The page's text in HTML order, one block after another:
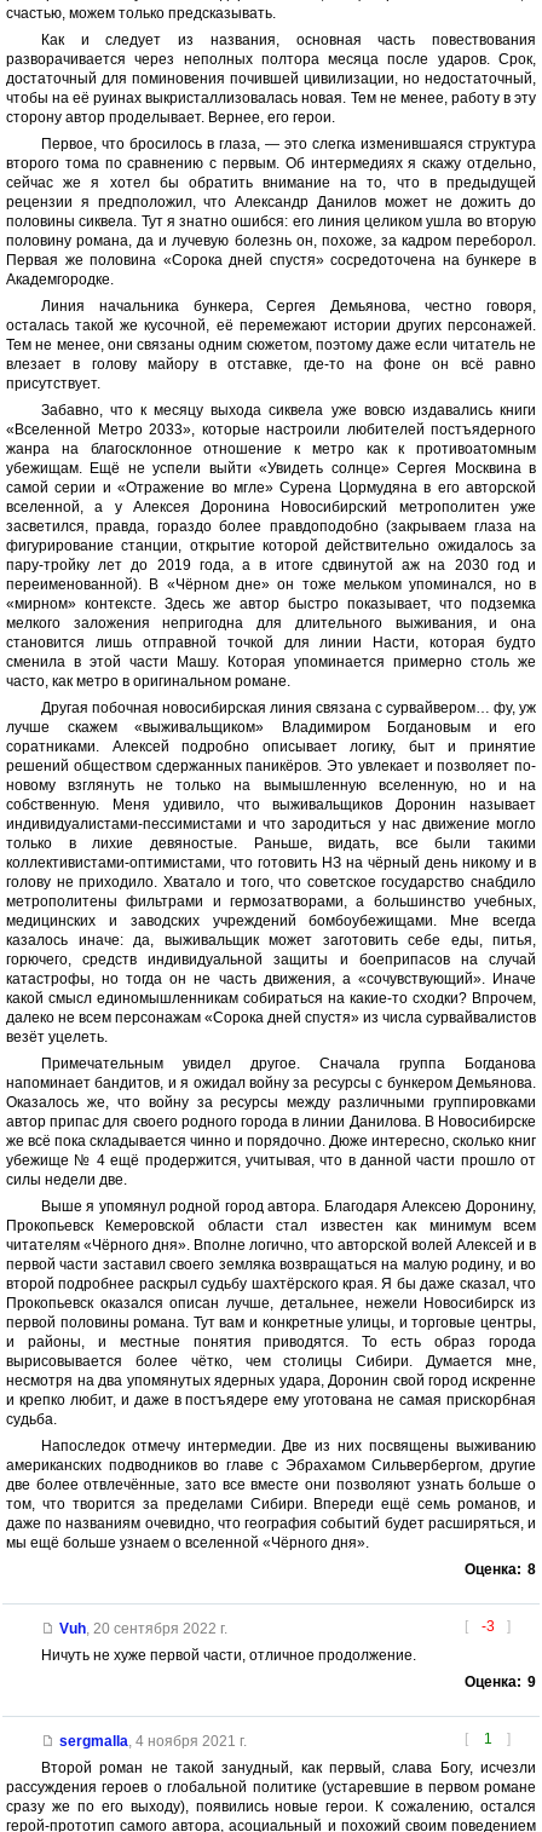
счастью, можем только предсказывать.
Как и следует из названия, основная часть повествования
разворачивается через неполных полтора месяца после ударов. Срок,
достаточный для поминовения почившей цивилизации, но недостаточный,
чтобы на её руинах выкристаллизовалась новая. Тем не менее, работу в эту
сторону автор проделывает. Вернее, его герои.
Первое, что бросилось в глаза, — это слегка изменившаяся структура
второго тома по сравнению с первым. Об интермедиях я скажу отдельно,
сейчас же я хотел бы обратить внимание на то, что в предыдущей
рецензии я предположил, что Александр Данилов может не дожить до
половины сиквела. Тут я знатно ошибся: его линия целиком ушла во вторую
половину романа, да и лучевую болезнь он, похоже, за кадром переборол.
Первая же половина «Сорока дней спустя» сосредоточена на бункере в
Академгородке.
Линия начальника бункера, Сергея Демьянова, честно говоря,
осталась такой же кусочной, её перемежают истории других персонажей.
Тем не менее, они связаны одним сюжетом, поэтому даже если читатель не
влезает в голову майору в отставке, где-то на фоне он всё равно
присутствует.
Забавно, что к месяцу выхода сиквела уже вовсю издавались книги
«Вселенной Метро 2033», которые настроили любителей постъядерного
жанра на благосклонное отношение к метро как к противоатомным
убежищам. Ещё не успели выйти «Увидеть солнце» Сергея Москвина в
самой серии и «Отражение во мгле» Сурена Цормудяна в его авторской
вселенной, а у Алексея Доронина Новосибирский метрополитен уже
засветился, правда, гораздо более правдоподобно (закрываем глаза на
фигурирование станции, открытие которой действительно ожидалось за
пару-тройку лет до 2019 года, а в итоге сдвинутой аж на 2030 год и
переименованной). В «Чёрном дне» он тоже мельком упоминался, но в
«мирном» контексте. Здесь же автор быстро показывает, что подземка
мелкого заложения непригодна для длительного выживания, и она
становится лишь отправной точкой для линии Насти, которая будто
сменила в этой части Машу. Которая упоминается примерно столь же
часто, как метро в оригинальном романе.
Другая побочная новосибирская линия связана с сурвайвером… фу, уж
лучше скажем «выживальщиком» Владимиром Богдановым и его
соратниками. Алексей подробно описывает логику, быт и принятие
решений обществом сдержанных паникёров. Это увлекает и позволяет по-
новому взглянуть не только на вымышленную вселенную, но и на
собственную. Меня удивило, что выживальщиков Доронин называет
индивидуалистами-пессимистами и что зародиться у нас движение могло
только в лихие девяностые. Раньше, видать, все были такими
коллективистами-оптимистами, что готовить НЗ на чёрный день никому и в
голову не приходило. Хватало и того, что советское государство снабдило
метрополитены фильтрами и гермозатворами, а большинство учебных,
медицинских и заводских учреждений бомбоубежищами. Мне всегда
казалось иначе: да, выживальщик может заготовить себе еды, питья,
горючего, средств индивидуальной защиты и боеприпасов на случай
катастрофы, но тогда он не часть движения, а «сочувствующий». Иначе
какой смысл единомышленникам собираться на какие-то сходки? Впрочем,
далеко не всем персонажам «Сорока дней спустя» из числа сурвайвалистов
везёт уцелеть.
Примечательным увидел другое. Сначала группа Богданова
напоминает бандитов, и я ожидал войну за ресурсы с бункером Демьянова.
Оказалось же, что войну за ресурсы между различными группировками
автор припас для своего родного города в линии Данилова. В Новосибирске
же всё пока складывается чинно и порядочно. Дюже интересно, сколько книг
убежище № 4 ещё продержится, учитывая, что в данной части прошло от
силы недели две.
Выше я упомянул родной город автора. Благодаря Алексею Доронину,
Прокопьевск Кемеровской области стал известен как минимум всем
читателям «Чёрного дня». Вполне логично, что авторской волей Алексей и в
первой части заставил своего земляка возвращаться на малую родину, и во
второй подробнее раскрыл судьбу шахтёрского края. Я бы даже сказал, что
Прокопьевск оказался описан лучше, детальнее, нежели Новосибирск из
первой половины романа. Тут вам и конкретные улицы, и торговые центры,
и районы, и местные понятия приводятся. То есть образ города
вырисовывается более чётко, чем столицы Сибири. Думается мне,
несмотря на два упомянутых ядерных удара, Доронин свой город искренне
и крепко любит, и даже в постъядере ему уготована не самая прискорбная
судьба.
Напоследок отмечу интермедии. Две из них посвящены выживанию
американских подводников во главе с Эбрахамом Сильвербергом, другие
две более отвлечённые, зато все вместе они позволяют узнать больше о
том, что творится за пределами Сибири. Впереди ещё семь романов, и
даже по названиям очевидно, что география событий будет расширяться, и
мы ещё больше узнаем о вселенной «Чёрного дня».
Оценка: 8
[ -3 ]
Vuh, 20 сентября 2022 г.
Ничуть не хуже первой части, отличное продолжение.
Оценка: 9
[ 1 ]
sergmalla, 4 ноября 2021 г.
Второй роман не такой занудный, как первый, слава Богу, исчезли
рассуждения героев о глобальной политике (устаревшие в первом романе
сразу же по его выходу), появились новые герои. К сожалению, остался
герой-прототип самого автора, асоциальный и похожий своим поведением